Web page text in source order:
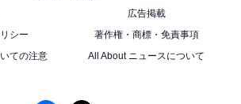
広告掲載
シー
著作権・商標・免責事項
ての注意
All About ニュースについて